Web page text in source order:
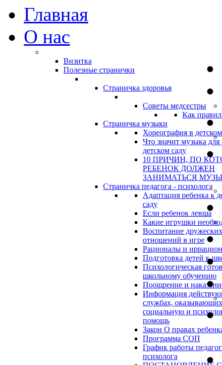
Главная
О нас
Визитка
Полезные странички
Страничка здоровья
Советы медсестры
Как
Страничка музыки
Хореография в
Что значит музыка для
детском саду
10 ПРИЧИН, ПО
РЕБЕНОК ДОЛЖЕН
ЗАНИМАТЬСЯ
Страничка педагога - психолога
Адаптация ребенка к
саду
Если ребенок левша
Какие игрушки
Воспитание дружеских
отношений в игре
Рационалы и
Подготовка детей к
Психологическая
школьному обучению
Поощрение и
Информация
службах, оказывающих
социальную и
помощь
Закон О правах
Программа СОП
График работы
психолога